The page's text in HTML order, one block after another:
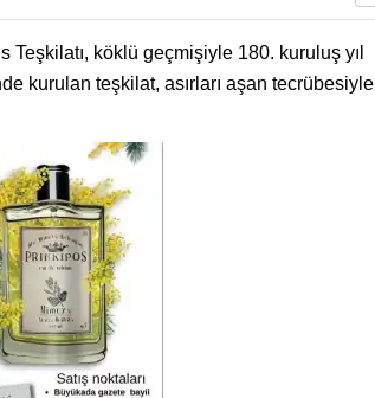
köklü geçmişiyle 180. kuruluş yıl
kurulan teşkilat, asırları aşan tecrübesiyle